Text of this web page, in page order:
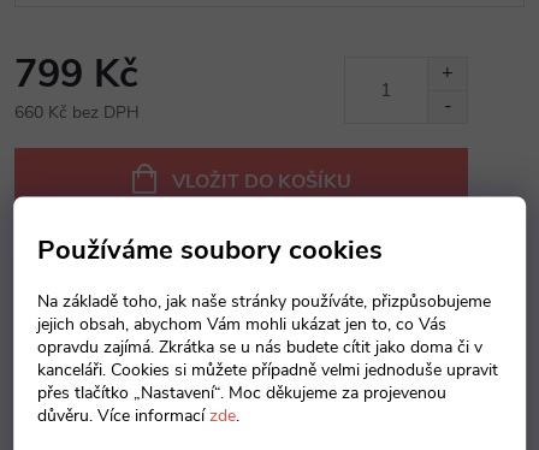
Používáme soubory cookies
Na základě toho, jak naše stránky používáte, přizpůsobujeme
jejich obsah, abychom Vám mohli ukázat jen to, co Vás
opravdu zajímá. Zkrátka se u nás budete cítit jako doma či v
kanceláři. Cookies si můžete případně velmi jednoduše upravit
přes tlačítko „Nastavení“. Moc děkujeme za projevenou
důvěru. Více informacízde.
799 Kč
660 Kč bez DPH
VLOŽIT DO KOŠÍKU
Dotaz k produktu Hlídací pes Sdílet
Záruka:2 roky
Popis produktu